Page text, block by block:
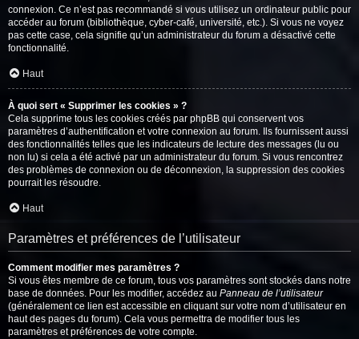
connexion. Ce n’est pas recommandé si vous utilisez un ordinateur public pour
accéder au forum (bibliothèque, cyber-café, université, etc.). Si vous ne voyez
pas cette case, cela signifie qu’un administrateur du forum a désactivé cette
fonctionnalité.
Haut
À quoi sert « Supprimer les cookies » ?
Cela supprime tous les cookies créés par phpBB qui conservent vos
paramètres d’authentification et votre connexion au forum. Ils fournissent aussi
des fonctionnalités telles que les indicateurs de lecture des messages (lu ou
non lu) si cela a été activé par un administrateur du forum. Si vous rencontrez
des problèmes de connexion ou de déconnexion, la suppression des cookies
pourrait les résoudre.
Haut
Paramètres et préférences de l’utilisateur
Comment modifier mes paramètres ?
Si vous êtes membre de ce forum, tous vos paramètres sont stockés dans notre
base de données. Pour les modifier, accédez au Panneau de l’utilisateur
(généralement ce lien est accessible en cliquant sur votre nom d’utilisateur en
haut des pages du forum). Cela vous permettra de modifier tous les
paramètres et préférences de votre compte.